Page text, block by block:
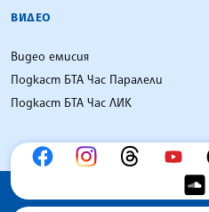
ВИДЕО
Видео емисия
Подкаст БТА Час Паралели
Подкаст БТА Час ЛИК